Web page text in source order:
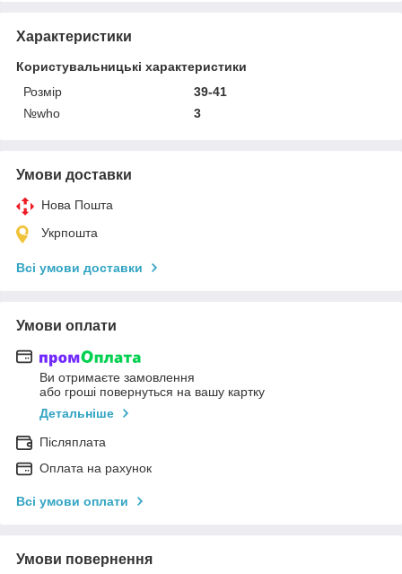
Характеристики
Користувальницькі характеристики
Розмір
39-41
№who
3
Умови доставки
Нова Пошта
Укрпошта
Всі умови доставки
Умови оплати
Ви отримаєте замовлення
або гроші повернуться на вашу картку
Детальніше
Післяплата
Оплата на рахунок
Всі умови оплати
Умови повернення